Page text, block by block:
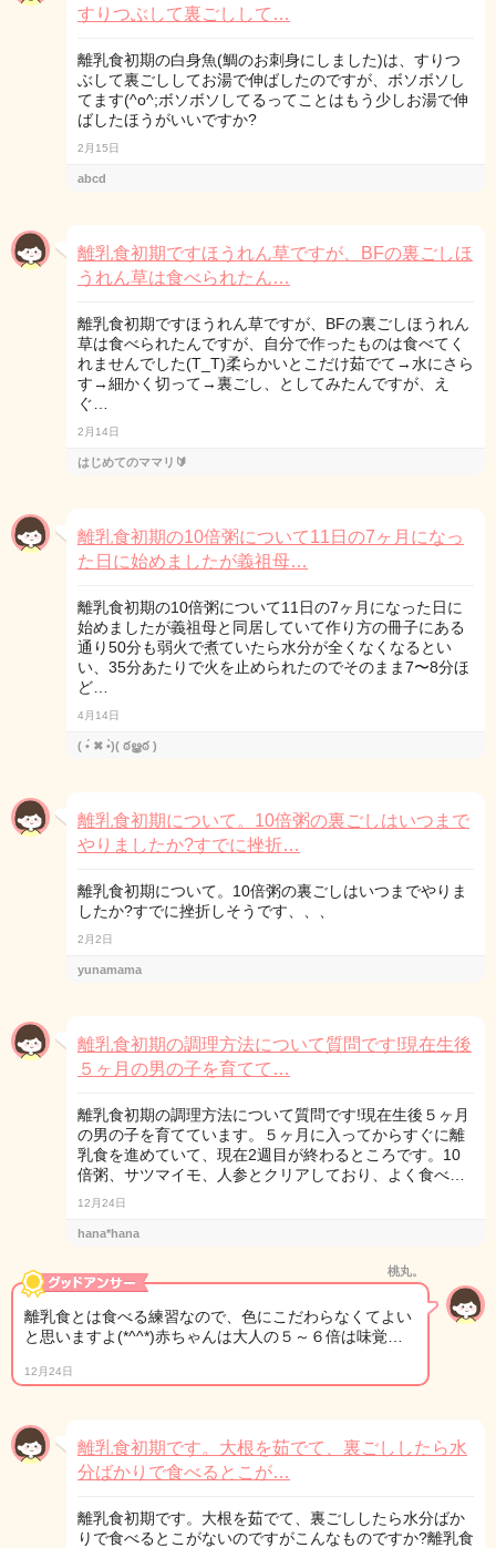
すりつぶして裏ごしして…
離乳食初期の白身魚(鯛のお刺身にしました)は、すりつ
ぶして裏ごししてお湯で伸ばしたのですが、ボソボソし
てます(^o^;ボソボソしてるってことはもう少しお湯で伸
ばしたほうがいいですか?
2月15日
abcd
離乳食初期ですほうれん草ですが、BFの裏ごしほ
うれん草は食べられたん…
離乳食初期ですほうれん草ですが、BFの裏ごしほうれん
草は食べられたんですが、自分で作ったものは食べてく
れませんでした(T_T)柔らかいとこだけ茹でて→水にさら
す→細かく切って→裏ごし、としてみたんですが、え
ぐ…
2月14日
はじめてのママリ🔰
離乳食初期の10倍粥について11日の7ヶ月になっ
た日に始めましたが義祖母…
離乳食初期の10倍粥について11日の7ヶ月になった日に
始めましたが義祖母と同居していて作り方の冊子にある
通り50分も弱火で煮ていたら水分が全くなくなるとい
い、35分あたりで火を止められたのでそのまま7〜8分ほ
ど…
4月14日
( •́ ✖ •̀)( ఠൠఠ )
離乳食初期について。10倍粥の裏ごしはいつまで
やりましたか?すでに挫折…
離乳食初期について。10倍粥の裏ごしはいつまでやりま
したか?すでに挫折しそうです、、、
2月2日
yunamama
離乳食初期の調理方法について質問です!現在生後
５ヶ月の男の子を育てて…
離乳食初期の調理方法について質問です!現在生後５ヶ月
の男の子を育てています。５ヶ月に入ってからすぐに離
乳食を進めていて、現在2週目が終わるところです。10
倍粥、サツマイモ、人参とクリアしており、よく食べ…
12月24日
hana*hana
桃丸。
離乳食とは食べる練習なので、色にこだわらなくてよい
と思いますよ(*^^*)赤ちゃんは大人の５～６倍は味覚…
12月24日
離乳食初期です。大根を茹でて、裏ごししたら水
分ばかりで食べるとこが…
離乳食初期です。大根を茹でて、裏ごししたら水分ばか
りで食べるとこがないのですがこんなものですか?離乳食